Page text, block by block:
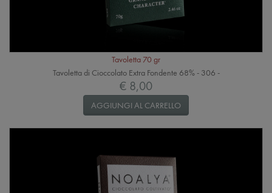
Tavoletta 70 gr
Tavoletta di Cioccolato Extra Fondente 68% - 306 -
€ 8,00
AGGIUNGI AL CARRELLO